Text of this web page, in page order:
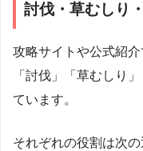
討伐・草むしり
攻略サイトや公式紹
「討伐」「草むしり
ています。
それぞれの役割は次の